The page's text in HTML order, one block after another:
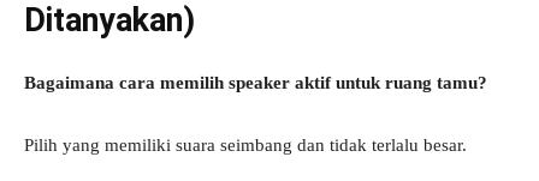
Ditanyakan)
Bagaimana cara memilih speaker aktif untuk ruang tamu?
Pilih yang memiliki suara seimbang dan tidak terlalu besar.